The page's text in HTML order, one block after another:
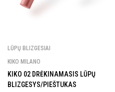
LŪPŲ BLIZGESIAI
KIKO MILANO
KIKO 02 DRĖKINAMASIS LŪPŲ
BLIZGESYS/PIEŠTUKAS